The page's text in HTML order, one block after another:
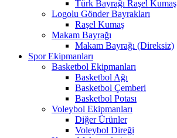
Türk Bayrağı Raşel Kumaş
Logolu Gönder Bayrakları
Raşel Kumaş
Makam Bayrağı
Makam Bayrağı (Direksiz)
Spor Ekipmanları
Basketbol Ekipmanları
Basketbol Ağı
Basketbol Çemberi
Basketbol Potası
Voleybol Ekipmanları
Diğer Ürünler
Voleybol Direği